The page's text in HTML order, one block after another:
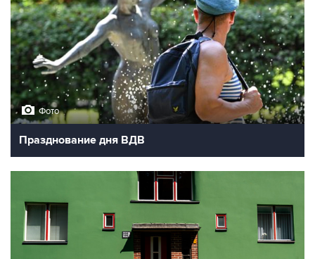
Фото
Празднование дня ВДВ